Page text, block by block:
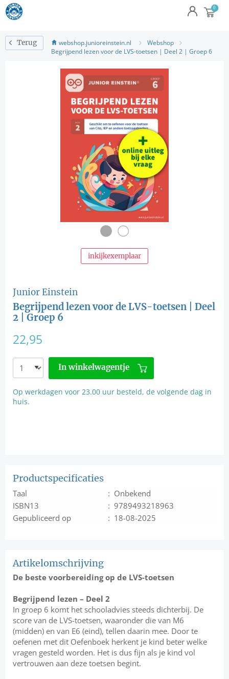
Terug webshop.junioreinstein.nl
Webshop
Begrijpend lezen voor de LVS-toetsen | Deel 2 | Groep 6
inkijkexemplaar
Junior Einstein
Begrijpend lezen voor de LVS-toetsen | Deel
2 | Groep 6
22,95
In winkelwagentje
Op werkdagen voor 23.00 uur besteld, de volgende dag in
huis.
Productspecificaties
Taal
: Onbekend
ISBN13
: 9789493218963
Gepubliceerd op
: 18-08-2025
Artikelomschrijving
De beste voorbereiding op de LVS-toetsen
Begrijpend lezen – Deel 2
In groep 6 komt het schooladvies steeds dichterbij. De
score van de LVS-toetsen, waaronder die van M6
(midden) en van E6 (eind), tellen daarin mee. Door te
oefenen met dit Oefenboek herkent je kind beter welke
vragen gesteld worden. Het is dus fijn als je kind vol
vertrouwen aan deze toetsen begint.